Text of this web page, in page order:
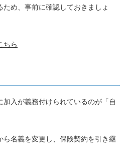
め、事前に確認しておきましょ
ちら
加入が義務付けられているのが「自
名義を変更し、保険契約を引き継